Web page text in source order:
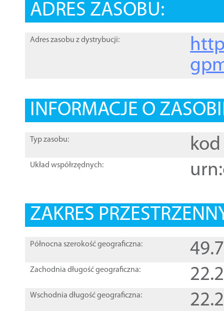
ADRES ZASOBU:
Adres zasobu z dystrybucji:
INFORMACJE O
Typ zasobu: kod
Układ współrzędnych:
ZAKRES
Północna szerokość geograficzna:
Zachodnia długość geograficzna:
Wschodnia długość geograficzna: